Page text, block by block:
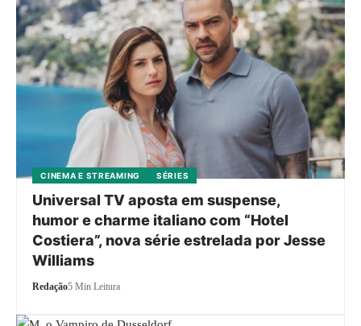
CINEMA E STREAMING SÉRIES
Universal TV aposta em suspense,
humor e charme italiano com “Hotel
Costiera”, nova série estrelada por Jesse
Williams
Redação5 Min Leitura